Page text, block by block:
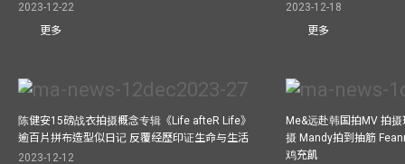
2023-12-22
更多
2023-12-18
更多
陈健安15磅战衣拍摄概念专辑《Life afteR Life》
逾百片拼布造型似日记 反覆经歷印证生命与生活
2023-12-12
Me&远赴韩国拍MV 拍
摄 Mandy拍到抽筋
鸡充飢